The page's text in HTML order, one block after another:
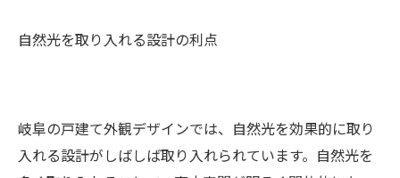
自然光を取り入れる設計の利点
岐阜の戸建て外観デザインでは、自然光を効果的に取り
入れる設計がしばしば取り入れられています。自然光を